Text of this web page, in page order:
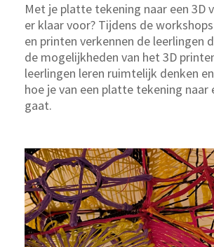
Met je platte tekening naar een 3D
er klaar voor? Tijdens de
en printen verkennen de leerlingen
de mogelijkheden van het 3D
leerlingen leren ruimtelijk denken
hoe je van een platte tekening naar
gaat.